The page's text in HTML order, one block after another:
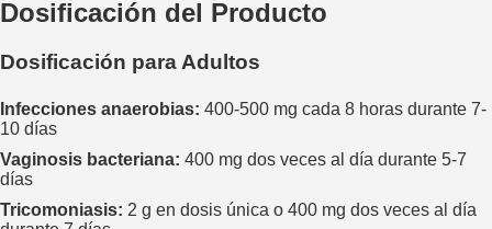
Dosificación del Producto
Dosificación para Adultos
Infecciones anaerobias: 400-500 mg cada 8 horas durante 7-
10 días
Vaginosis bacteriana: 400 mg dos veces al día durante 5-7
días
Tricomoniasis: 2 g en dosis única o 400 mg dos veces al día